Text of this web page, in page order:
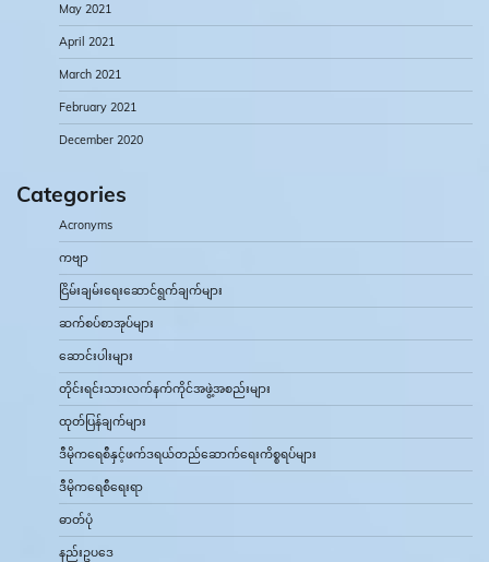
May 2021
April 2021
March 2021
February 2021
December 2020
Categories
Acronyms
ကဗျာ
ငြိမ်းချမ်းရေးဆောင်ရွက်ချက်များ
ဆက်စပ်စာအုပ်များ
ဆောင်းပါးများ
တိုင်းရင်းသားလက်နက်ကိုင်အဖွဲ့အစည်းများ
ထုတ်ပြန်ချက်များ
ဒီမိုကရေစီနှင့်ဖက်ဒရယ်တည်ဆောက်‌ရေးကိစ္စရပ်များ
ဒီမိုကရေစီရေးရာ
ဓာတ်ပုံ
နည်းဥပဒေ